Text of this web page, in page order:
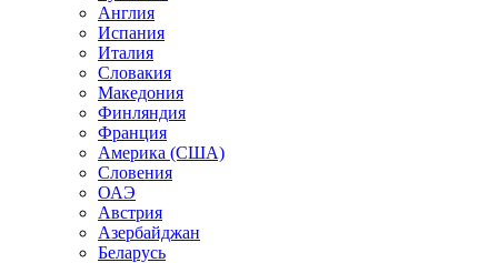
Англия
Испания
Италия
Словакия
Македония
Финляндия
Франция
Америка (США)
Словения
ОАЭ
Австрия
Азербайджан
Беларусь